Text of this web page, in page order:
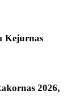
Kejurnas
2026,